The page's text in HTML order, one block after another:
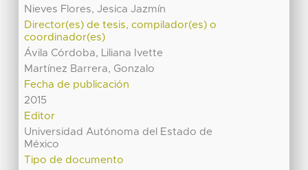
Nieves Flores, Jesica Jazmín
Director(es) de tesis, compilador(es) o
coordinador(es)
Ávila Córdoba, Liliana Ivette
Martínez Barrera, Gonzalo
Fecha de publicación
2015
Editor
Universidad Autónoma del Estado de
México
Tipo de documento